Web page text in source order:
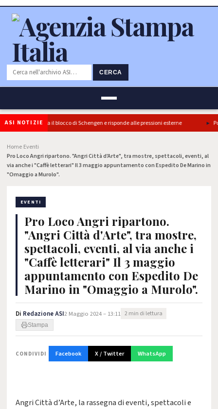
CERCA
ASI NOTIZIE
conferma il blocco di Schengen e risponde alle pressioni esterne
Home Eventi
Pro Loco Angri ripartono. "Angri Città d'Arte", tra mostre, spettacoli, eventi, al
via anche i "Caffè letterari" Il 3 maggio appuntamento con Espedito De Marino in
"Omaggio a Murolo".
EVENTI
Pro Loco Angri ripartono.
"Angri Città d'Arte", tra mostre,
spettacoli, eventi, al via anche i
"Caffè letterari" Il 3 maggio
appuntamento con Espedito De
Marino in "Omaggio a Murolo".
Di Redazione ASI2 Maggio 2024 – 13:11 2 min di lettura
Stampa
CONDIVIDI Facebook X / Twitter WhatsApp
Angri Città d’Arte, la rassegna di eventi, spettacoli e